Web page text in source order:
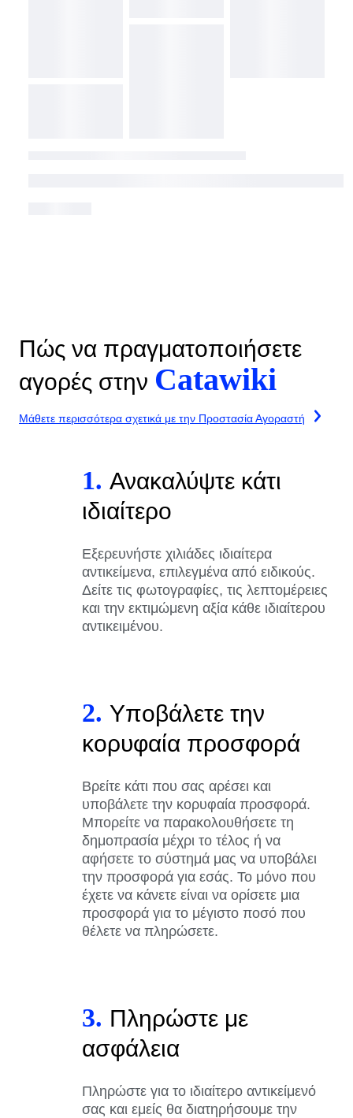
Πώς να πραγματοποιήσετε
αγορές στην Catawiki
Μάθετε περισσότερα σχετικά με την Προστασία Αγοραστή
1. Ανακαλύψτε κάτι
ιδιαίτερο
Εξερευνήστε χιλιάδες ιδιαίτερα
αντικείμενα, επιλεγμένα από ειδικούς.
Δείτε τις φωτογραφίες, τις λεπτομέρειες
και την εκτιμώμενη αξία κάθε ιδιαίτερου
αντικειμένου.
2. Υποβάλετε την
κορυφαία προσφορά
Βρείτε κάτι που σας αρέσει και
υποβάλετε την κορυφαία προσφορά.
Μπορείτε να παρακολουθήσετε τη
δημοπρασία μέχρι το τέλος ή να
αφήσετε το σύστημά μας να υποβάλει
την προσφορά για εσάς. Το μόνο που
έχετε να κάνετε είναι να ορίσετε μια
προσφορά για το μέγιστο ποσό που
θέλετε να πληρώσετε.
3. Πληρώστε με
ασφάλεια
Πληρώστε για το ιδιαίτερο αντικείμενό
σας και εμείς θα διατηρήσουμε την